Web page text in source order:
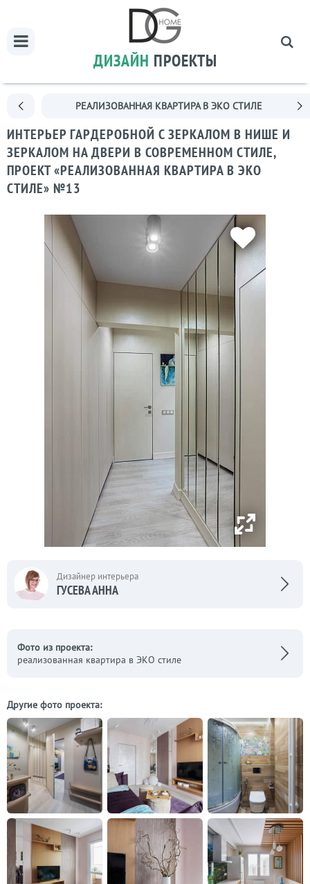
ДИЗАЙН ПРОЕКТЫ
РЕАЛИЗОВАННАЯ КВАРТИРА В ЭКО СТИЛЕ
ИНТЕРЬЕР ГАРДЕРОБНОЙ С ЗЕРКАЛОМ В НИШЕ И
ЗЕРКАЛОМ НА ДВЕРИ В СОВРЕМЕННОМ СТИЛЕ,
ПРОЕКТ «РЕАЛИЗОВАННАЯ КВАРТИРА В ЭКО
СТИЛЕ» №13
Дизайнер интерьера
ГУСЕВА АННА
Фото из проекта:
реализованная квартира в ЭКО стиле
Другие фото проекта: